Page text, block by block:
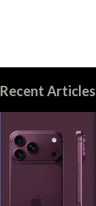
Recent Articles